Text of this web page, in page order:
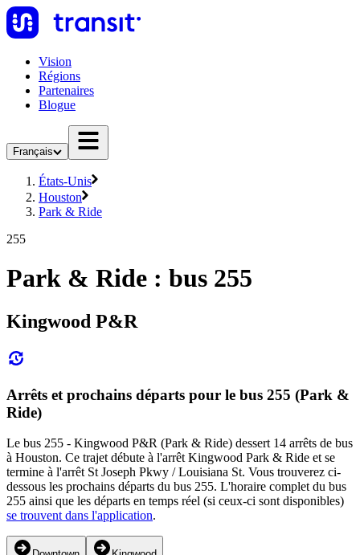
Vision
Régions
Partenaires
Blogue
Français
États-Unis
Houston
Park & Ride
255
Park & Ride : bus 255
Kingwood P&R
Arrêts et prochains départs pour le bus 255 (Park &
Ride)
Le bus 255 - Kingwood P&R (Park & Ride) dessert 14 arrêts de bus
à Houston. Ce trajet débute à l'arrêt Kingwood Park & Ride et se
termine à l'arrêt St Joseph Pkwy / Louisiana St. Vous trouverez ci-
dessous les prochains départs du bus 255. L'horaire complet du bus
255 ainsi que les départs en temps réel (si ceux-ci sont disponibles)
se trouvent dans l'application.